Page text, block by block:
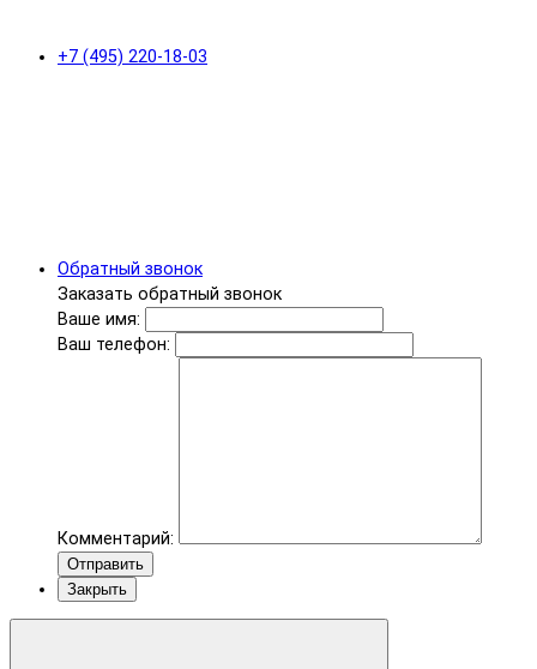
+7 (495) 220-18-03
Обратный звонок
Заказать обратный звонок
Ваше имя:
Ваш телефон:
Комментарий:
Отправить
Закрыть